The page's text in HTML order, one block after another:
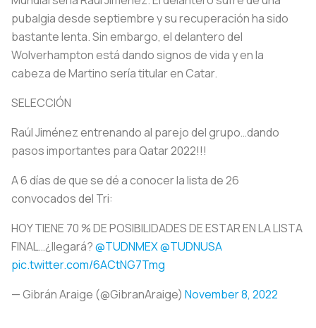
pubalgia desde septiembre y su recuperación ha sido
bastante lenta. Sin embargo, el delantero del
Wolverhampton está dando signos de vida y en la
cabeza de Martino sería titular en Catar.
SELECCIÓN
Raúl Jiménez entrenando al parejo del grupo…dando
pasos importantes para Qatar 2022!!!
A 6 días de que se dé a conocer la lista de 26
convocados del Tri:
HOY TIENE 70 % DE POSIBILIDADES DE ESTAR EN LA LISTA
FINAL…¿llegará?@TUDNMEX@TUDNUSA
pic.twitter.com/6ACtNG7Tmg
— Gibrán Araige (@GibranAraige) November 8, 2022